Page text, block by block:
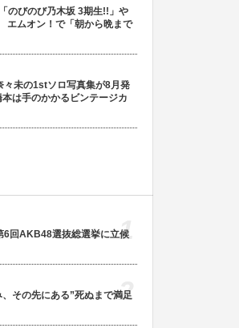
のびのび乃木坂 3期生!!」や
ムオン！で「朝から晩まで
々未の1stソロ写真集が8月発
は手のかかるビンテージカ
回AKB48選抜総選挙に立候
1
その先にある”死ぬまで満足
2